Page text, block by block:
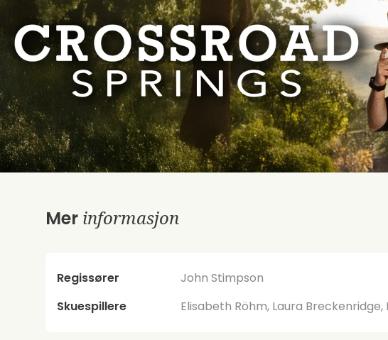
Mer informasjon
Regissører
John Stimpson
Skuespillere
Elisabeth Röhm, Laura Breckenridge,